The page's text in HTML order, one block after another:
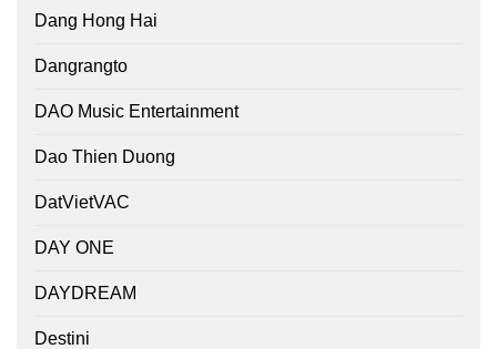
Dang Hong Hai
Dangrangto
DAO Music Entertainment
Dao Thien Duong
DatVietVAC
DAY ONE
DAYDREAM
Destini